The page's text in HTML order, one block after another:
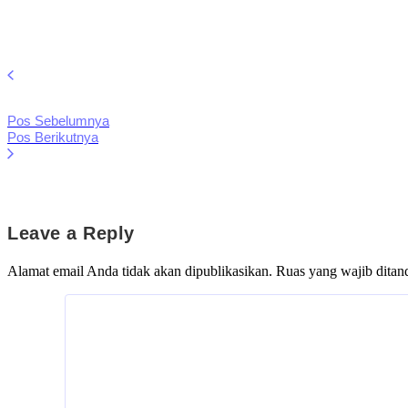
Pos Sebelumnya
Pos Berikutnya
Leave a Reply
Alamat email Anda tidak akan dipublikasikan. Ruas yang wajib